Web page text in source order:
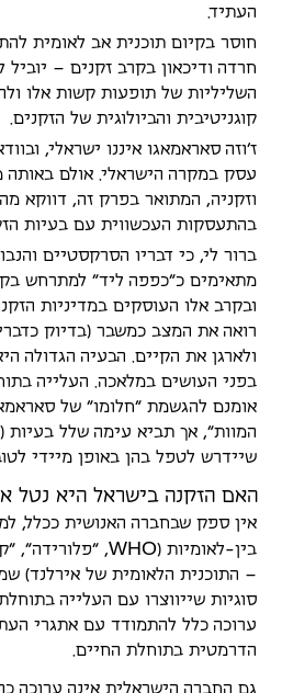
העתיד.
חוסר בקיום תוכנית אב לאומית
חרדה ודיכאון בקרב זקנים –
השליליות של תופעות קשות אלו
קוגניטיבית והביולוגית של הזקנים.
ז'וזה סאראמאגו איננו ישראלי,
עסק במקרה הישראלי. אולם
וזקניה, המתואר בפרק זה, דווקא
בהתעסקות העכשווית עם בעיות
ברור לי, כי דבריו הסרקסטיים
מתאימים כ"כפפה ליד" למתרחש
ובקרב אלו העוסקים במדיניות
רואה את המצב כמשבר (בדיוק
ולארגן את הקיים. הבעיה הגדולה
בפני העושים במלאכה. העלייה
אומנם להגשמת "חלומו" של
המוות", אך תביא עימה שלל בעיות
שיידרש לטפל בהן באופן מיידי
האם הזקנה בישראל היא נטל
אין ספק שבחברה האנושית ככלל,
בין-לאומיות (
WHO
, "פלורידה",
– התוכנית הלאומית של אירלנד)
סוגיות שייווצרו עם העלייה
ערוכה כלל להתמודד עם אתגרי
הדרמטית בתוחלת החיים.
גם החברה הישראלית אינה ערוכה